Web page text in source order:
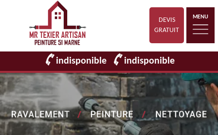
DEVIS
GRATUIT
MENU
indisponible indisponible